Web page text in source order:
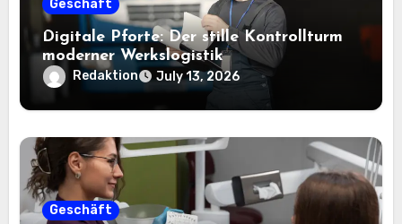
Geschäft
Digitale Pforte: Der stille Kontrollturm
moderner Werkslogistik
Redaktion July 13, 2026
Geschäft